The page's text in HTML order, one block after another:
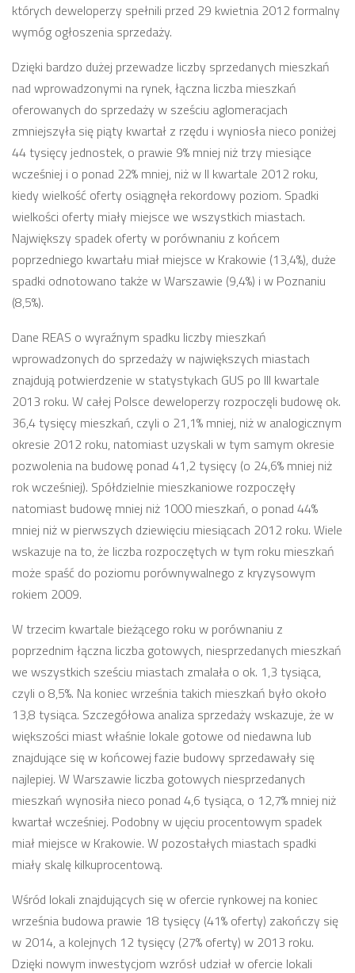
których deweloperzy spełnili przed 29 kwietnia 2012 formalny
wymóg ogłoszenia sprzedaży.
Dzięki bardzo dużej przewadze liczby sprzedanych mieszkań
nad wprowadzonymi na rynek, łączna liczba mieszkań
oferowanych do sprzedaży w sześciu aglomeracjach
zmniejszyła się piąty kwartał z rzędu i wyniosła nieco poniżej
44 tysięcy jednostek, o prawie 9% mniej niż trzy miesiące
wcześniej i o ponad 22% mniej, niż w II kwartale 2012 roku,
kiedy wielkość oferty osiągnęła rekordowy poziom. Spadki
wielkości oferty miały miejsce we wszystkich miastach.
Największy spadek oferty w porównaniu z końcem
poprzedniego kwartału miał miejsce w Krakowie (13,4%), duże
spadki odnotowano także w Warszawie (9,4%) i w Poznaniu
(8,5%).
Dane REAS o wyraźnym spadku liczby mieszkań
wprowadzonych do sprzedaży w największych miastach
znajdują potwierdzenie w statystykach GUS po III kwartale
2013 roku. W całej Polsce deweloperzy rozpoczęli budowę ok.
36,4 tysięcy mieszkań, czyli o 21,1% mniej, niż w analogicznym
okresie 2012 roku, natomiast uzyskali w tym samym okresie
pozwolenia na budowę ponad 41,2 tysięcy (o 24,6% mniej niż
rok wcześniej). Spółdzielnie mieszkaniowe rozpoczęły
natomiast budowę mniej niż 1000 mieszkań, o ponad 44%
mniej niż w pierwszych dziewięciu miesiącach 2012 roku. Wiele
wskazuje na to, że liczba rozpoczętych w tym roku mieszkań
może spaść do poziomu porównywalnego z kryzysowym
rokiem 2009.
W trzecim kwartale bieżącego roku w porównaniu z
poprzednim łączna liczba gotowych, niesprzedanych mieszkań
we wszystkich sześciu miastach zmalała o ok. 1,3 tysiąca,
czyli o 8,5%. Na koniec września takich mieszkań było około
13,8 tysiąca. Szczegółowa analiza sprzedaży wskazuje, że w
większości miast właśnie lokale gotowe od niedawna lub
znajdujące się w końcowej fazie budowy sprzedawały się
najlepiej. W Warszawie liczba gotowych niesprzedanych
mieszkań wynosiła nieco ponad 4,6 tysiąca, o 12,7% mniej niż
kwartał wcześniej. Podobny w ujęciu procentowym spadek
miał miejsce w Krakowie. W pozostałych miastach spadki
miały skalę kilkuprocentową.
Wśród lokali znajdujących się w ofercie rynkowej na koniec
września budowa prawie 18 tysięcy (41% oferty) zakończy się
w 2014, a kolejnych 12 tysięcy (27% oferty) w 2013 roku.
Dzięki nowym inwestycjom wzrósł udział w ofercie lokali